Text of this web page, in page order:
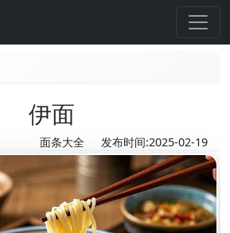
伊面
面条大全 发布时间:2025-02-19